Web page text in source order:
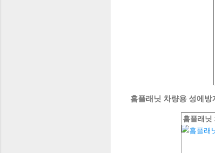
홈플래닛 차량용 성에
홈플래닛